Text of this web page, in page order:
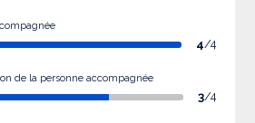
4/4
de la personne accompagnée
3/4